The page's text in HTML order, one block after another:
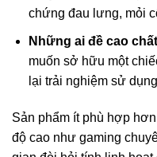
chứng đau lưng, mỏi
Những ai đề cao
muốn sở hữu một
lại trải nghiệm sử
Sản phẩm ít phù hợp
độ cao như gaming